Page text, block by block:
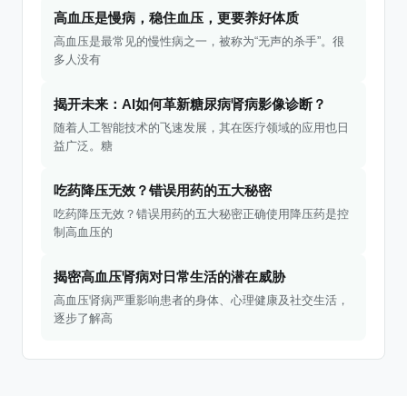
高血压是慢病，稳住血压，更要养好体质
高血压是最常见的慢性病之一，被称为“无声的杀手”。很
多人没有
揭开未来：AI如何革新糖尿病肾病影像诊断？
随着人工智能技术的飞速发展，其在医疗领域的应用也日
益广泛。糖
吃药降压无效？错误用药的五大秘密
吃药降压无效？错误用药的五大秘密正确使用降压药是控
制高血压的
揭密高血压肾病对日常生活的潜在威胁
高血压肾病严重影响患者的身体、心理健康及社交生活，
逐步了解高